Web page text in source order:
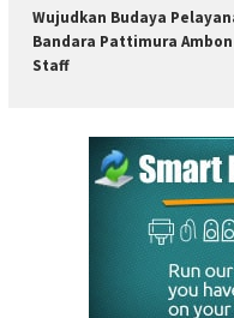
Wujudkan Budaya
Bandara Pattimura
Staff